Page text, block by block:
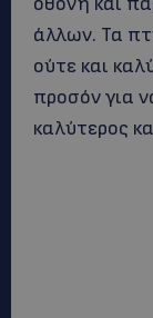
άλλων. Τα
ούτε και
προσόν για
καλύτερος